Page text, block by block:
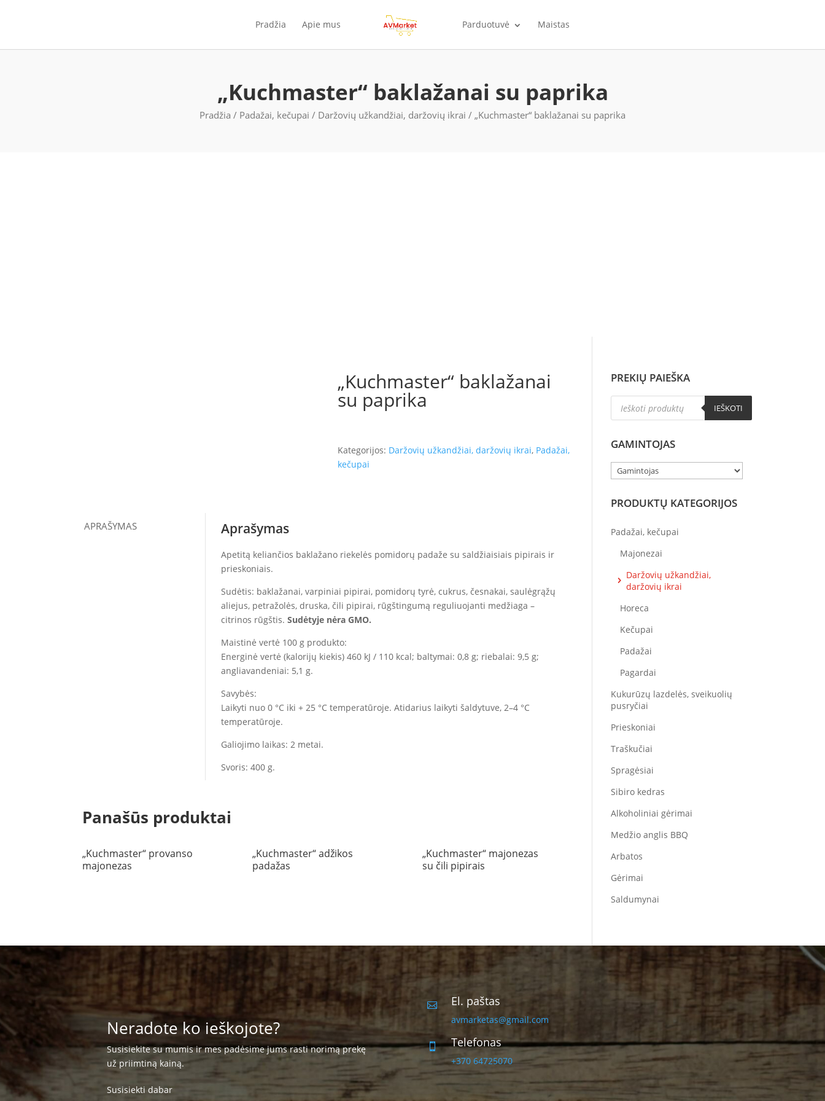
Pradžia Apie mus Parduotuvė Maistas
„Kuchmaster“ baklažanai su paprika
Pradžia / Padažai, kečupai / Daržovių užkandžiai, daržovių ikrai / „Kuchmaster“ baklažanai su paprika
„Kuchmaster“ baklažanai
su paprika
Kategorijos: Daržovių užkandžiai, daržovių ikrai, Padažai,
kečupai
APRAŠYMAS Aprašymas
Apetitą keliančios baklažano riekelės pomidorų padaže su saldžiaisiais pipirais ir
prieskoniais.
Sudėtis: baklažanai, varpiniai pipirai, pomidorų tyrė, cukrus, česnakai, saulėgrąžų
aliejus, petražolės, druska, čili pipirai, rūgštingumą reguliuojanti medžiaga –
citrinos rūgštis. Sudėtyje nėra GMO.
Maistinė vertė 100 g produkto:
Energinė vertė (kalorijų kiekis) 460 kJ / 110 kcal; baltymai: 0,8 g; riebalai: 9,5 g;
angliavandeniai: 5,1 g.
Savybės:
Laikyti nuo 0 °С iki + 25 °С temperatūroje. Atidarius laikyti šaldytuve, 2–4 °C
temperatūroje.
Galiojimo laikas: 2 metai.
Svoris: 400 g.
Panašūs produktai
„Kuchmaster“ provanso
majonezas
„Kuchmaster“ adžikos
padažas
„Kuchmaster“ majonezas
su čili pipirais
PREKIŲ PAIEŠKA
Products
search
IEŠKOTI
GAMINTOJAS
PRODUKTŲ KATEGORIJOS
Padažai, kečupai
Majonezai
Daržovių užkandžiai,
daržovių ikrai
Horeca
Kečupai
Padažai
Pagardai
Kukurūzų lazdelės, sveikuolių
pusryčiai
Prieskoniai
Traškučiai
Spragėsiai
Sibiro kedras
Alkoholiniai gėrimai
Medžio anglis BBQ
Arbatos
Gėrimai
Saldumynai
Neradote ko ieškojote?
Susisiekite su mumis ir mes padėsime jums rasti norimą prekę
už priimtiną kainą.
Susisiekti dabar
 El. paštas
avmarketas@gmail.com
 Telefonas
+370 64725070